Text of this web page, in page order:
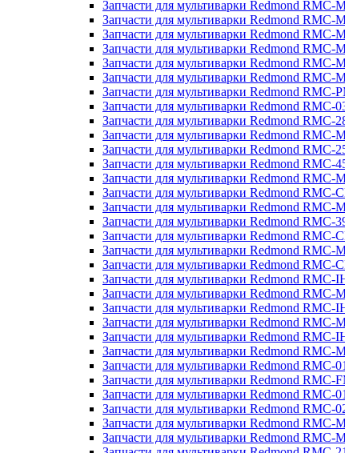
Запчасти для мультиварки Redmond RMC-
Запчасти для мультиварки Redmond RMC-
Запчасти для мультиварки Redmond RMC-
Запчасти для мультиварки Redmond RMC-
Запчасти для мультиварки Redmond RMC-
Запчасти для мультиварки Redmond RMC-
Запчасти для мультиварки Redmond RMC-
Запчасти для мультиварки Redmond RMC-
Запчасти для мультиварки Redmond RMC-
Запчасти для мультиварки Redmond RMC-
Запчасти для мультиварки Redmond RMC-
Запчасти для мультиварки Redmond RMC-
Запчасти для мультиварки Redmond RMC-
Запчасти для мультиварки Redmond RMC-
Запчасти для мультиварки Redmond RMC-
Запчасти для мультиварки Redmond RMC-
Запчасти для мультиварки Redmond RMC-
Запчасти для мультиварки Redmond RMC-
Запчасти для мультиварки Redmond RMC-
Запчасти для мультиварки Redmond RMC-
Запчасти для мультиварки Redmond RMC-
Запчасти для мультиварки Redmond RMC-
Запчасти для мультиварки Redmond RMC-
Запчасти для мультиварки Redmond RMC-
Запчасти для мультиварки Redmond RMC-
Запчасти для мультиварки Redmond RMC-01
Запчасти для мультиварки Redmond RMC-
Запчасти для мультиварки Redmond RMC-
Запчасти для мультиварки Redmond RMC-
Запчасти для мультиварки Redmond RMC-
Запчасти для мультиварки Redmond RMC-